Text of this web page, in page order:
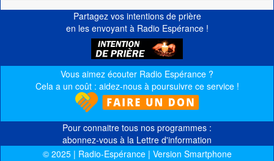
Partagez vos intentions de prière
en les envoyant à Radio Espérance !
Vous aimez écouter Radio Espérance ?
Cela a un coût : aidez-nous à poursuivre ce service !
Pour connaitre tous nos programmes :
abonnez-vous à la Lettre d'information
© 2025 | Radio-Espérance | Version Smartphone